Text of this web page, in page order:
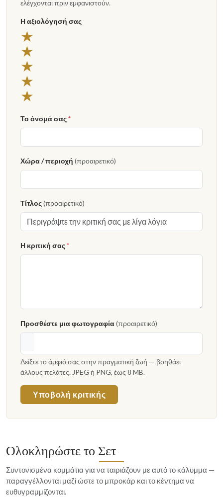
ελέγχονται πριν εμφανιστούν.
Η αξιολόγησή σας
★
★
★
★
★
Το όνομά σας*
Χώρα / περιοχή (προαιρετικό)
Τίτλος(προαιρετικό)
Η κριτική σας*
Προσθέστε μια φωτογραφία(προαιρετικό)
Δείξτε το άμφιό σας στην πραγματική ζωή — βοηθάει
άλλους πελάτες. JPEG ή PNG, έως 8 MB.
Υποβολή κριτικής
Ολοκληρώστε το Σετ
Συντονισμένα κομμάτια για να ταιριάζουν με αυτό το κάλυμμα —
παραγγέλλονται μαζί ώστε το μπροκάρ και το κέντημα να
ευθυγραμμίζονται.